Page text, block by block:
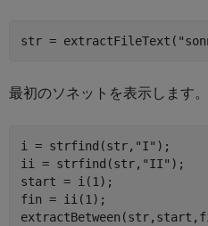
str = extractFileText(
最初のソネットを表示します。
i = strfind(str, "I" );
ii = strfind(str, "II" );
start = i(1);
fin = ii(1);